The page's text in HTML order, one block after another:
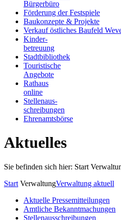
Bürgerbüro
Förderung der Festspiele
Baukonzepte & Projekte
Verkauf östliches Baufeld
Kinder-
betreuung
Stadtbibliothek
Touristische
Angebote
Rathaus
online
Stellenaus-
schreibungen
Ehrenamtsbörse
Aktuelles
Sie befinden sich hier: Start
Start VerwaltungVerwaltung aktuell
Aktuelle Pressemitteilungen
Amtliche Bekanntmachungen
Stellenausschreibungen